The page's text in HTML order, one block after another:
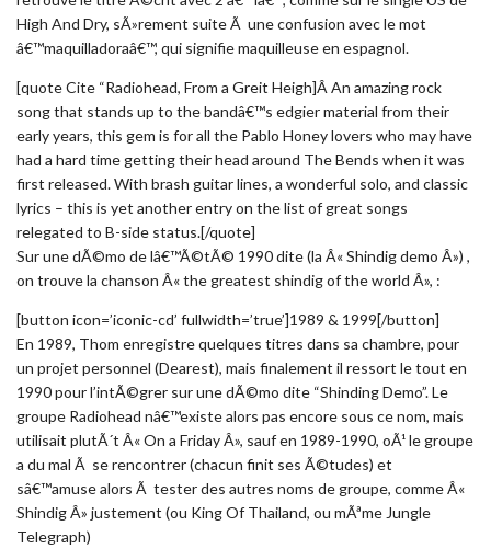
High And Dry, sÃ»rement suite Ã une confusion avec le mot
â€™maquilladoraâ€™, qui signifie maquilleuse en espagnol.
[quote Cite “Radiohead, From a Greit Heigh]Â An amazing rock
song that stands up to the bandâ€™s edgier material from their
early years, this gem is for all the Pablo Honey lovers who may have
had a hard time getting their head around The Bends when it was
first released. With brash guitar lines, a wonderful solo, and classic
lyrics – this is yet another entry on the list of great songs
relegated to B-side status.[/quote]
Sur une dÃ©mo de lâ€™Ã©tÃ© 1990 dite (la Â« Shindig demo Â») ,
on trouve la chanson Â« the greatest shindig of the world Â», :
[button icon=’iconic-cd’ fullwidth=’true’]1989 & 1999[/button]
En 1989, Thom enregistre quelques titres dans sa chambre, pour
un projet personnel (Dearest), mais finalement il ressort le tout en
1990 pour l’intÃ©grer sur une dÃ©mo dite “Shinding Demo”. Le
groupe Radiohead nâ€™existe alors pas encore sous ce nom, mais
utilisait plutÃ´t Â« On a Friday Â», sauf en 1989-1990, oÃ¹ le groupe
a du mal Ã se rencontrer (chacun finit ses Ã©tudes) et
sâ€™amuse alors Ã tester des autres noms de groupe, comme Â«
Shindig Â» justement (ou King Of Thailand, ou mÃªme Jungle
Telegraph)